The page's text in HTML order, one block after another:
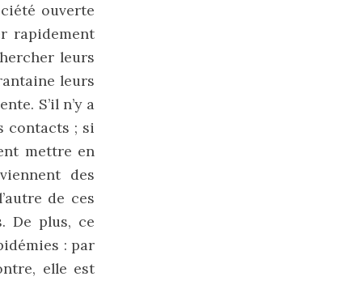
ouverte
rapidement
leurs
leurs
S’il n’y a
contacts ; si
mettre en
des
de ces
De plus, ce
: par
elle est